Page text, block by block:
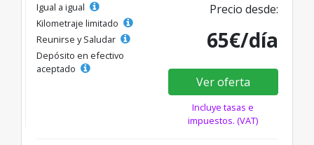
Igual a igual
Kilometraje limitado
Reunirse y Saludar
Depósito en efectivo
aceptado
Precio desde:
65€/día
Ver oferta
Incluye tasas e
impuestos. (VAT)